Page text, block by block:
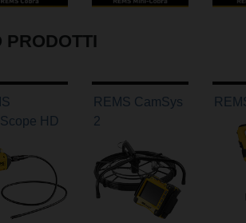
PRODOTTI
HD
REMS CamSys
2